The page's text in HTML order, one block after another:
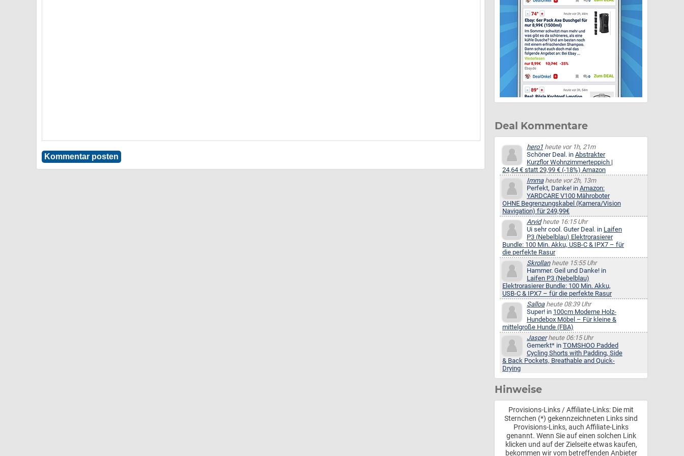
Deal Kommentare
hero1 heute vor 1h, 21m
Schöner Deal. in Abstrakter
Kurzflor Wohnzimmerteppich |
24,64 € statt 29,99 € (-18%) Amazon
Immaheute vor 2h, 13m
Perfekt, Danke! in Amazon:
YARDCARE V100 Mähroboter
OHNE Begrenzungskabel (Kamera/Vision
Navigation) für 249,99€
Arvidheute 16:15 Uhr
Ui sehr cool. Guter Deal. in Laifen
P3 (Nebelblau) Elektrorasierer
Bundle: 100 Min. Akku, USB-C & IPX7 – für
die perfekte Rasur
Skrollanheute 15:55 Uhr
Hammer. Geil und Danke! in
Laifen P3 (Nebelblau)
Elektrorasierer Bundle: 100 Min. Akku,
USB-C & IPX7 – für die perfekte Rasur
Salloaheute 08:39 Uhr
Super! in 100cm Moderne Holz-
Hundebox Möbel – Für kleine &
mittelgroße Hunde (FBA)
Jasperheute 06:15 Uhr
Gemerkt* in TOMSHOO Padded
Cycling Shorts with Padding, Side
& Back Pockets, Breathable and Quick-
Drying
Hinweise
Provisions-Links / Affiliate-Links: Die mit
Sternchen (*) gekennzeichneten Links sind
Provisions-Links, auch Affiliate-Links
genannt. Wenn Sie auf einen solchen Link
klicken und auf der Zielseite etwas kaufen,
bekommen wir vom betreffenden Anbieter